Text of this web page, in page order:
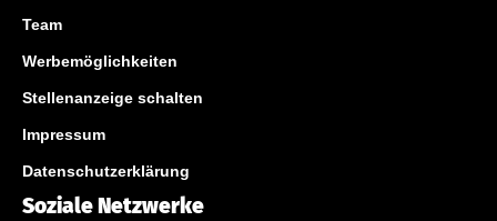
Team
Werbemöglichkeiten
Stellenanzeige schalten
Impressum
Datenschutzerklärung
Soziale Netzwerke